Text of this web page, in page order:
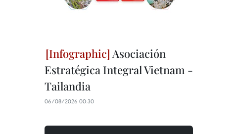
Asociación
Estratégica Integral Vietnam -
Tailandia
06/08/2026 00:30